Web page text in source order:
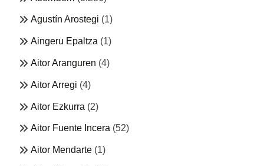
Agustín Arostegi (1)
Aingeru Epaltza (1)
Aitor Aranguren (4)
Aitor Arregi (4)
Aitor Ezkurra (2)
Aitor Fuente Incera (52)
Aitor Mendarte (1)